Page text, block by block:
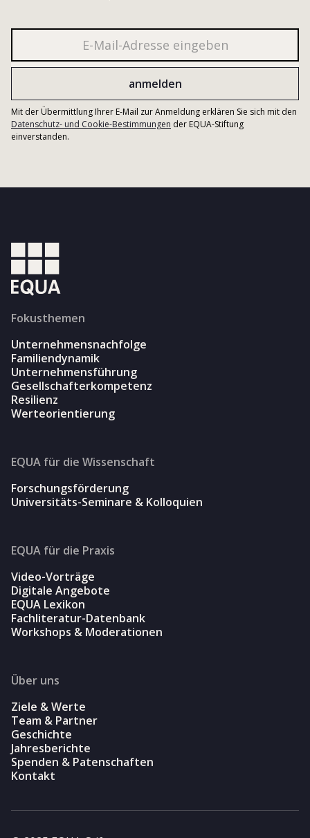
Mit der Übermittlung Ihrer E-Mail zur Anmeldung erklären Sie sich mit den
Datenschutz- und Cookie-Bestimmungen der EQUA-Stiftung
einverstanden.
Fokusthemen
Unternehmensnachfolge
Familiendynamik
Unternehmensführung
Gesellschafterkompetenz
Resilienz
Werteorientierung
EQUA für die Wissenschaft
Forschungsförderung
Universitäts-Seminare & Kolloquien
EQUA für die Praxis
Video-Vorträge
Digitale Angebote
EQUA Lexikon
Fachliteratur-Datenbank
Workshops & Moderationen
Über uns
Ziele & Werte
Team & Partner
Geschichte
Jahresberichte
Spenden & Patenschaften
Kontakt